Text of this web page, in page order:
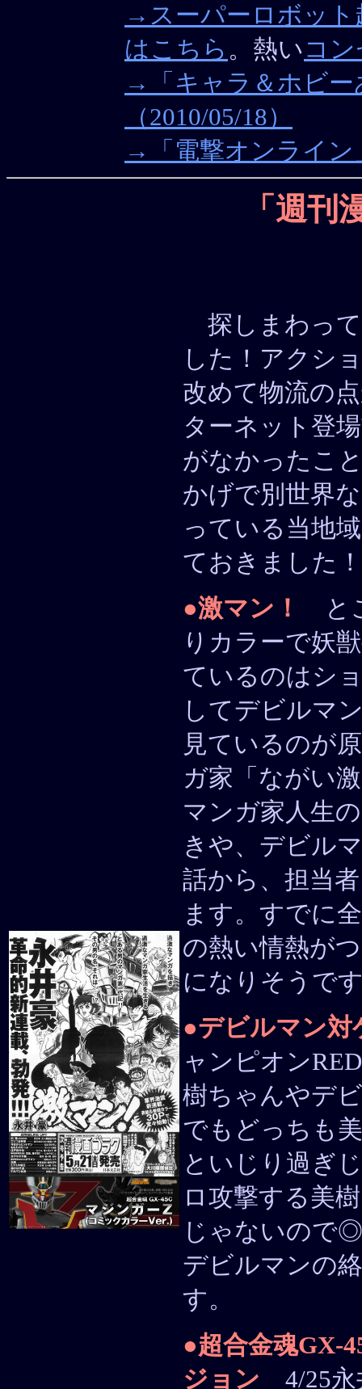
→スーパーロボット
はこちら 。熱いコ
→「キャラ＆ホビー
（2010/05/18）
→「電撃オンライン
「週
探しまわって
した！アクシ
改めて物流の
ターネット登
がなかったこ
かげで別世界
っている当地
ておきました！
●激マン！
と
りカラーで妖
ているのはシ
してデビルマ
見ているのが
ガ家「ながい
マンガ家人生
きや、デビル
話から、担当
ます。すでに
の熱い情熱が
になりそうで
●デビルマン対
ャンピオン
樹ちゃんやデ
でもどっちも
といじり過ぎ
ロ攻撃する美
じゃないので
デビルマンの
す。
●超合金魂GX-
ジョン 4/25永